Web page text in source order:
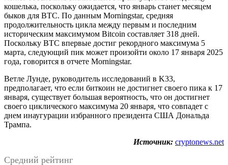
кошелька, поскольку ожидается, что январь станет месяцем
быков для BTC. По данным Morningstar, средняя
продолжительность цикла между первым и последним
историческим максимумом Bitcoin составляет 318 дней.
Поскольку BTC впервые достиг рекордного максимума 5
марта, следующий пик может произойти около 17 января 2025
года, говорится в отчете Morningstar.
Ветле Лунде, руководитель исследований в K33,
предполагает, что если биткоин не достигнет своего пика к 17
января, существует большая вероятность, что он достигнет
своего циклического максимума 20 января, что совпадет с
днем инаугурации избранного президента США Дональда
Трампа.
Источник: cryptonews.net
Средний рейтинг